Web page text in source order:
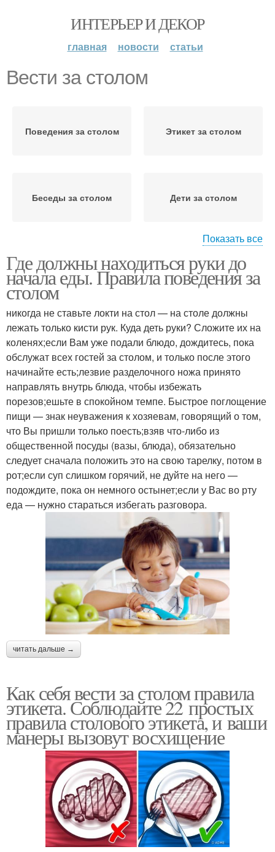
ИНТЕРЬЕР И ДЕКОР
главная новости статьи
Вести за столом
Поведения за столом Этикет за столом
Беседы за столом Дети за столом
Еда за столом
Показать все
Где должны находиться руки до
начала еды. Правила поведения за
столом
никогда не ставьте локти на стол — на столе должны
лежать только кисти рук. Куда деть руки? Сложите их на
коленях;если Вам уже подали блюдо, дождитесь, пока
обслужат всех гостей за столом, и только после этого
начинайте есть;лезвие разделочного ножа принято
направлять внутрь блюда, чтобы избежать
порезов;ешьте в спокойном темпе. Быстрое поглощение
пищи — знак неуважения к хозяевам, говорящий о том,
что Вы пришли только поесть;взяв что-либо из
общественной посуды (вазы, блюда), обязательно
следует сначала положить это на свою тарелку, потом в
рот;если суп слишком горячий, не дуйте на него —
подождите, пока он немного остынет;если у Вас во рту
еда — нужно стараться избегать разговора.
читать дальше →
Как себя вести за столом правила
этикета. Соблюдайте 22 простых
правила столового этикета, и ваши
манеры вызовут восхищение